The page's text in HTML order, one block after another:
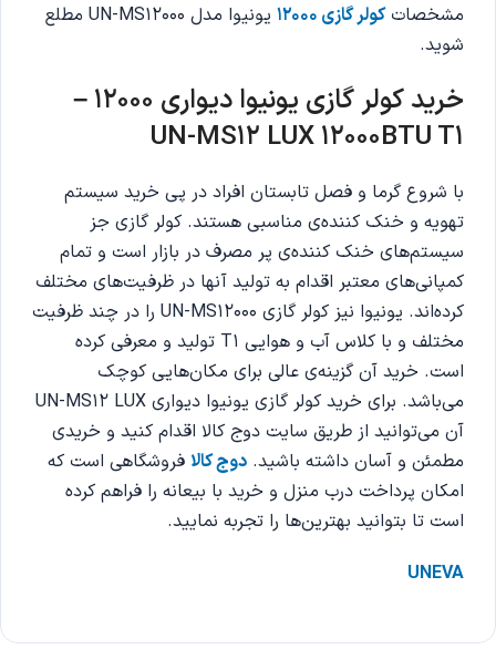
مشخصات‌کولر گازی 12000
یونیوا مدل UN-MS12000 مطلع
شوید.
خرید کولر گازی یونیوا دیواری 12000 –
UN-MS12 LUX 12000BTU T1
با شروع گرما و فصل تابستان افراد در پی خرید سیستم
تهویه و خنک کننده‌ی مناسبی هستند. کولر گازی جز
سیستم‌های خنک کننده‌ی پر مصرف در بازار است و تمام
کمپانی‌های معتبر اقدام به تولید آنها در ظرفیت‌های مختلف
کرده‌اند. یونیوا نیز کولر گازی UN-MS12000 را در چند ظرفیت
مختلف و با کلاس آب و هوایی T1 تولید و معرفی کرده
است. خرید آن گزینه‌ی عالی برای مکان‌هایی کوچک
می‌باشد. برای خرید کولر گازی یونیوا دیواری UN-MS12 LUX
آن می‌توانید از طریق سایت دوج کالا اقدام کنید و خریدی
مطمئن و آسان داشته باشید. دوج کالا فروشگاهی است که
امکان پرداخت درب منزل و خرید با بیعانه را فراهم کرده
است تا بتوانید بهترین‌ها را تجربه نمایید.
UNEVA